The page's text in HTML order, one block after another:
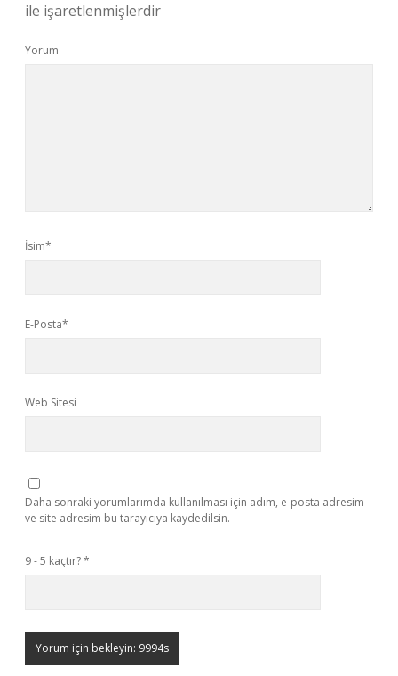
ile işaretlenmişlerdir
Yorum
İsim*
E-Posta*
Web Sitesi
Daha sonraki yorumlarımda kullanılması için adım, e-posta adresim
ve site adresim bu tarayıcıya kaydedilsin.
9 - 5 kaçtır?*